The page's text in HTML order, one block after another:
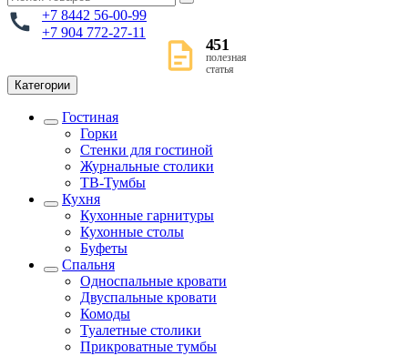
+7 8442 56-00-99
+7 904 772-27-11
451
полезная
статья
Категории
Гостиная
Горки
Стенки для гостиной
Журнальные столики
TВ-Тумбы
Кухня
Кухонные гарнитуры
Кухонные столы
Буфеты
Спальня
Односпальные кровати
Двуспальные кровати
Комоды
Туалетные столики
Прикроватные тумбы